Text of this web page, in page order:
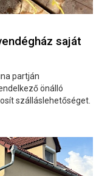
saját
partján
önálló
szálláslehetőséget.